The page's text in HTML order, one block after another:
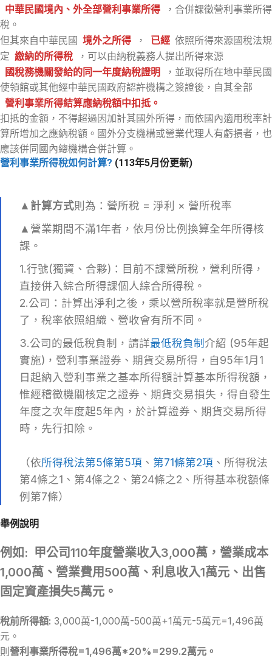
中華民國境內、外全部營利事業所得
，合併課徵營利事業所得
稅。
但其來自中華民國 境外之所得 ， 已經 依照所得來源國稅法規
定 繳納的所得稅
，可以由納稅義務人提出所得來源
國稅務機關發給的同一年度納稅證明
，並取得所在地中華民國
使領館或其他經中華民國政府認許機構之簽證後，自其全部
營利事業所得結算應納稅額中扣抵。
扣抵的金額，不得超過因加計其國外所得，而依國內適用稅率計
算所增加之應納稅額。國外分支機構或營業代理人有虧損者，也
應該併同國內總機構合併計算。
營利事業所得稅如何計算? (113年5月份更新)
▲ 計算方式則為：營所稅 = 淨利 × 營所稅率
▲營業期間不滿1年者，依月份比例換算全年所得核
課。
1.行號(獨資、合夥)：目前不課營所稅，營利所得，
直接併入綜合所得課個人綜合所得稅。
2.公司：計算出淨利之後，乘以營所稅率就是營所稅
了，稅率依照組織、營收會有所不同。
3.公司的最低稅負制，請詳最低稅負制介紹 (95年起
實施)，營利事業證券、期貨交易所得，自95年1月1
日起納入營利事業之基本所得額計算基本所得稅額，
惟經稽徵機關核定之證券、期貨交易損失，得自發生
年度之次年度起5年內，於計算證券、期貨交易所得
時，先行扣除。
（依所得稅法第5條第5項 、 第71條第2項 、所得稅法
第4條之1、第4條之2、第24條之2、所得基本稅額條
例第7條）
舉例說明
例如: 甲公司110年度營業收入3,000萬，營業成本
1,000萬、營業費用500萬、利息收入1萬元、出售
固定資產損失5萬元。
稅前所得額: 3,000萬-1,000萬-500萬+1萬元-5萬元=1,496萬
元。
則營利事業所得稅=1,496萬*20%=299.2萬元。